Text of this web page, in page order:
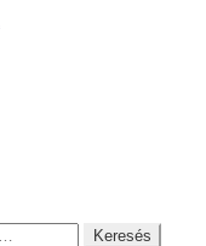
Keresés